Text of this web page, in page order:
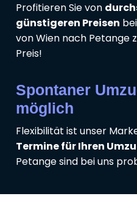
Profitieren Sie von
günstigeren Preisen
von Wien nach Petange
Preis!
Spontaner
möglich
Flexibilität ist unser
Termine für Ihren
Petange sind bei uns